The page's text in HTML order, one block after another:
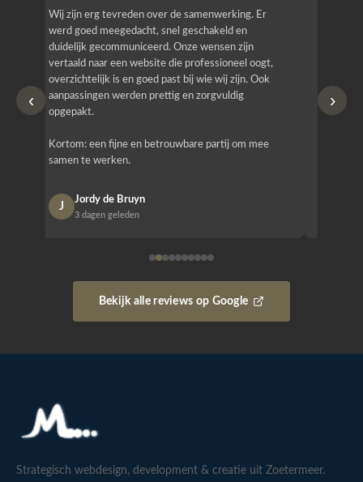
‹
Wij zijn erg tevreden over de samenwerking. Er
werd goed meegedacht, snel geschakeld en
duidelijk gecommuniceerd. Onze wensen zijn
vertaald naar een website die professioneel oogt,
overzichtelijk is en goed past bij wie wij zijn. Ook
aanpassingen werden prettig en zorgvuldig
opgepakt.
Kortom: een fijne en betrouwbare partij om mee
samen te werken.
J
Jordy de Bruyn
3 dagen geleden
›
Bekijk alle reviews op Google
Strategisch webdesign, development & creatie uit Zoetermeer.